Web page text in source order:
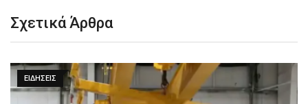
Σχετικά Άρθρα
ΕΙΔΉΣΕΙΣ